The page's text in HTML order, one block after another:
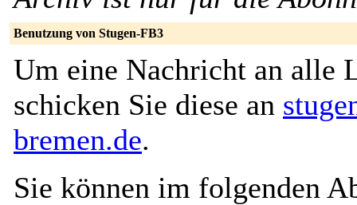
Benutzung von Stugen-FB3
Um eine Nachricht an alle
schicken Sie diese an
bremen.de.
Sie können im folgenden